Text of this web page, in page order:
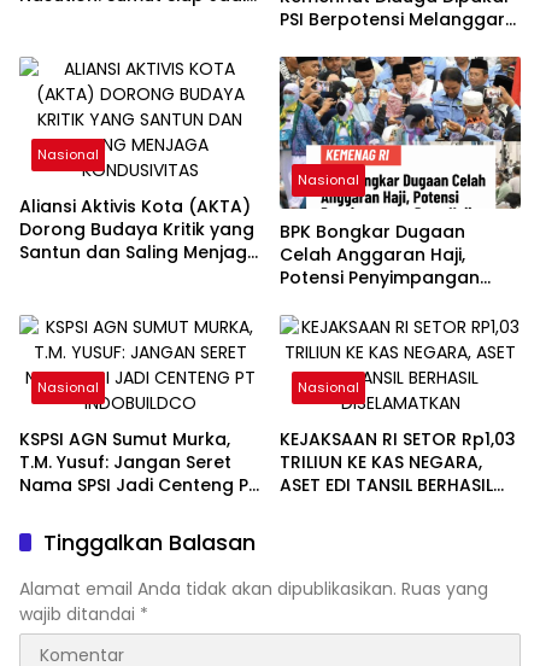
PSI Berpotensi Melanggar
Nasional
Aliansi Aktivis Kota (AKTA)
Dorong Budaya Kritik yang
Santun dan Saling Menjaga
Nasional
BPK Bongkar Dugaan
Celah Anggaran Haji,
Potensi Penyimpangan
Rupiah
Nasional
KSPSI AGN Sumut Murka,
T.M. Yusuf: Jangan Seret
Nama SPSI Jadi Centeng PT
Nasional
KEJAKSAAN RI SETOR Rp1,03
TRILIUN KE KAS NEGARA,
ASET EDI TANSIL BERHASIL
Tinggalkan Balasan
Alamat email Anda tidak akan dipublikasikan. Ruas yang
wajib ditandai *